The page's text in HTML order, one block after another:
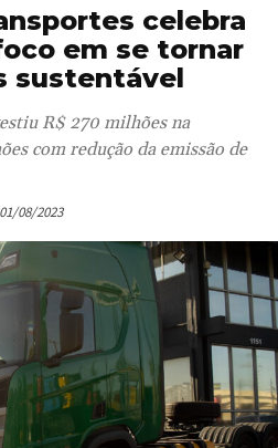
celebra
em se tornar
sustentável
R$ 270 milhões na
com redução da emissão de
01/08/2023